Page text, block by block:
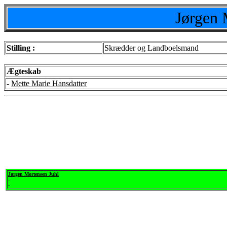
Jørgen
Stilling : Skrædder og Landboelsmand
Ægteskab
- Mette Marie Hansdatter
Jørgen Mortensen Juhl
-
-